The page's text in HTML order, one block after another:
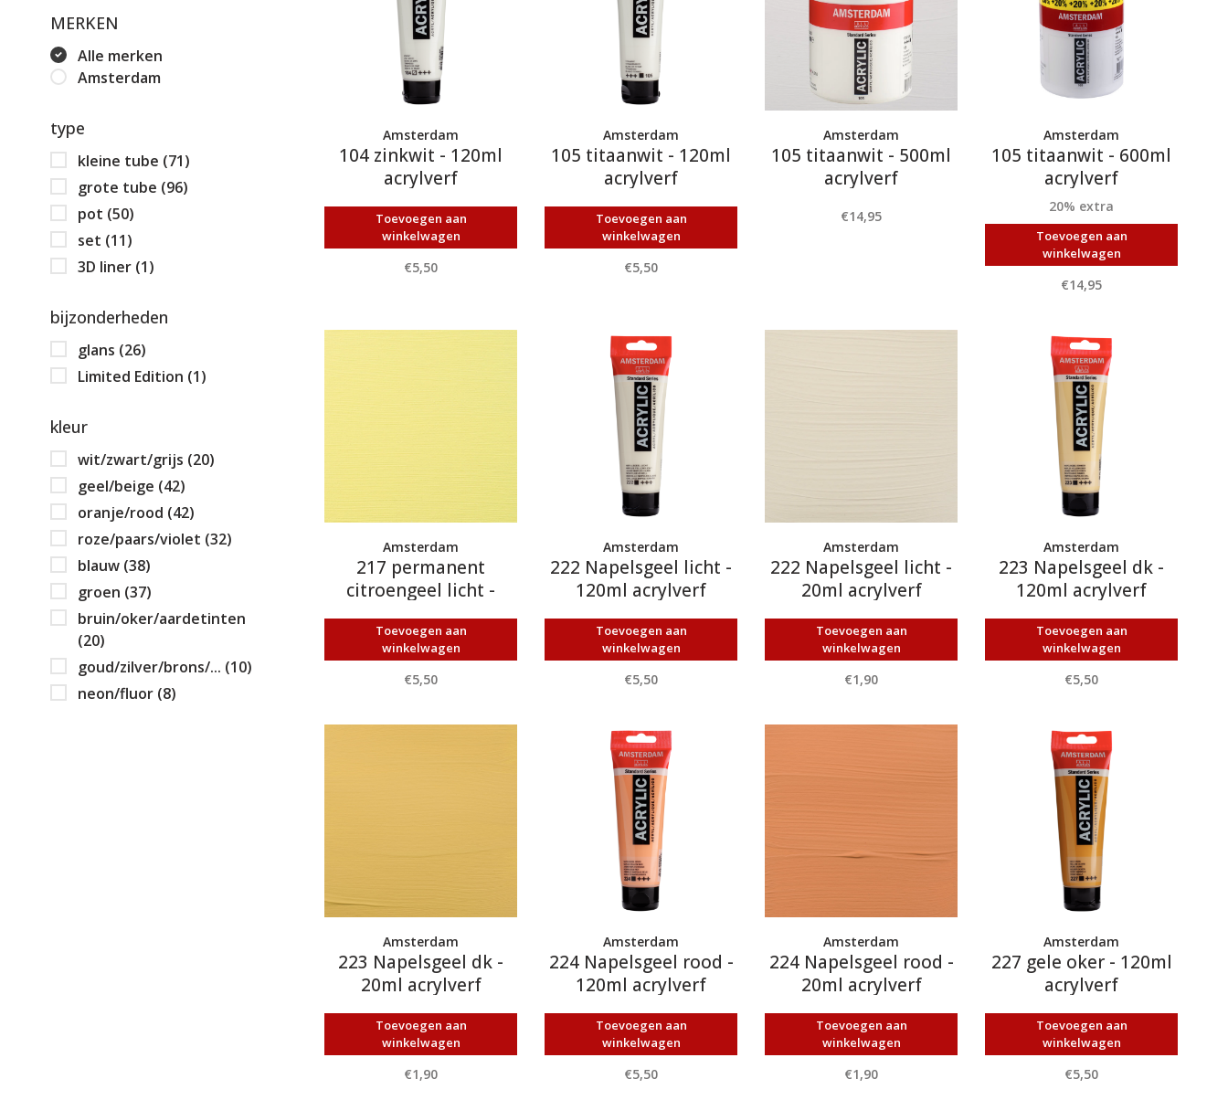
MERKEN
Alle merken
Amsterdam
type
kleine tube (71)
grote tube (96)
pot (50)
set (11)
3D liner (1)
bijzonderheden
glans (26)
Limited Edition (1)
kleur
wit/zwart/grijs (20)
geel/beige (42)
oranje/rood (42)
roze/paars/violet (32)
blauw (38)
groen (37)
bruin/oker/aardetinten
(20)
goud/zilver/brons/... (10)
neon/fluor (8)
Amsterdam
104 zinkwit - 120ml
acrylverf
Toevoegen aan
winkelwagen
€5,50
Amsterdam
105 titaanwit - 120ml
acrylverf
Toevoegen aan
winkelwagen
€5,50
Amsterdam
105 titaanwit - 500ml
acrylverf
€14,95
Amsterdam
105 titaanwit - 600ml
acrylverf
20% extra
Toevoegen aan
winkelwagen
€14,95
Amsterdam
217 permanent
citroengeel licht -
120ml acrylverf
Toevoegen aan
winkelwagen
€5,50
Amsterdam
222 Napelsgeel licht -
120ml acrylverf
Toevoegen aan
winkelwagen
€5,50
Amsterdam
222 Napelsgeel licht -
20ml acrylverf
Toevoegen aan
winkelwagen
€1,90
Amsterdam
223 Napelsgeel dk -
120ml acrylverf
Toevoegen aan
winkelwagen
€5,50
Amsterdam
223 Napelsgeel dk -
20ml acrylverf
Toevoegen aan
winkelwagen
€1,90
Amsterdam
224 Napelsgeel rood -
120ml acrylverf
Toevoegen aan
winkelwagen
€5,50
Amsterdam
224 Napelsgeel rood -
20ml acrylverf
Toevoegen aan
winkelwagen
€1,90
Amsterdam
227 gele oker - 120ml
acrylverf
Toevoegen aan
winkelwagen
€5,50